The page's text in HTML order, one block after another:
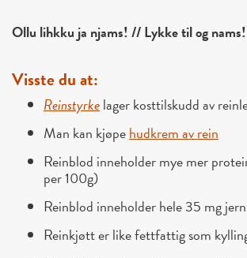
Ollu lihkku ja njams! // Lykke til og nams!
Visste du at:
Reinstyrkelager kosttilskudd av
Man kan kjøpehudkrem av rein
Reinblod inneholder mye mer
per 100g)
Reinblod inneholder hele 35 mg
Reinkjøtt er like fettfattig som